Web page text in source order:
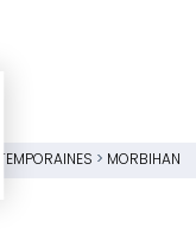
> MORBIHAN